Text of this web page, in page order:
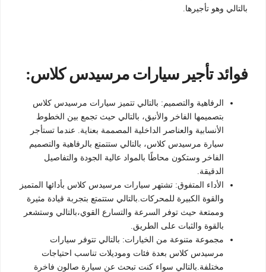
بالتالي وهو تأجيرها.
فوائد تأجير سيارات مرسيدس كلاس:
الرفاهية والتصميم: بالتالي تتميز سيارات مرسيدس كلاس
بتصميمها الفاخر والأنيق، بالتالي حيث تجمع بين الخطوط
الأنسابية والعناصر الداخلية المصممة بعناية. عندما تستأجر
سيارة مرسيدس كلاس، بالتالي ستتمتع بالرفاهية والتصميم
الفاخر وستكون محاطًا بالمواد عالية الجودة والتفاصيل
الدقيقة.
الأداء المتفوق: تشتهر سيارات مرسيدس كلاس بأدائها المتميز
والقوة الكبيرة للمحركات.بالتالي ستتمتع بتجربة قيادة مثيرة
وممتعة حيث توفر السرعة والتسارع القوي،بالتالي وستشعر
بالقوة والثبات على الطريق.
مجموعة متنوعة من الخيارات: بالتالي تتوفر سيارات
مرسيدس كلاس بعدة فئات وموديلات تناسب احتياجات
مختلفة.بالتالي سواء كنت تبحث عن سيارة صالون فاخرة